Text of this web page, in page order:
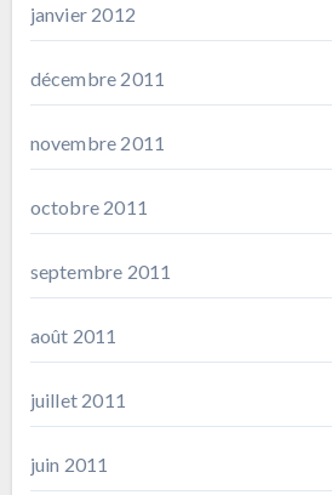
janvier 2012
décembre 2011
novembre 2011
octobre 2011
septembre 2011
août 2011
juillet 2011
juin 2011